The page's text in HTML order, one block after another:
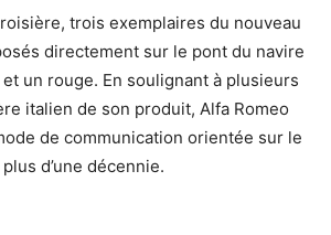
trois exemplaires du nouveau
directement sur le pont du navire
un rouge. En soulignant à plusieurs
italien de son produit, Alfa Romeo
de communication orientée sur le
d’une décennie.